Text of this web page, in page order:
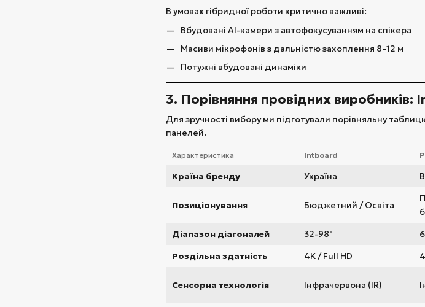
В умовах гібридної роботи критично важливі:
Вбудовані AI-камери з автофокусуванням на спікера
Масиви мікрофонів з дальністю захоплення 8–12 м
Потужні вбудовані динаміки
3. Порівняння провідних
Для зручності вибору ми підготували порівняльну
панелей.
Характеристика Intboard
Країна бренду Україна
Позиціонування Бюджетний / Освіта
Діапазон діагоналей
32-98"
Роздільна здатність
4K / Full HD
Сенсорна технологія Інфрачервона (IR)